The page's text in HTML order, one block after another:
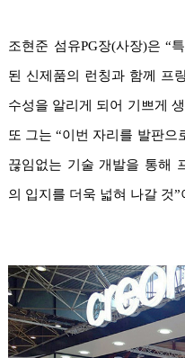
조현준 섬유PG장(사장)은 “
된 신제품의 런칭과 함께 프
수성을 알리게 되어 기쁘게
또 그는 “이번 자리를 발판으
끊임없는 기술 개발을 통해
의 입지를 더욱 넓혀 나갈 것